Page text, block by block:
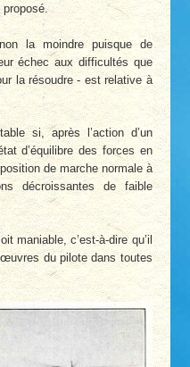
la moindre puisque de
échec aux difficultés que
la résoudre - est relative à
si, après l’action d’un
d’équilibre des forces en
de marche normale à
décroissantes de faible
maniable, c’est-à-dire qu’il
du pilote dans toutes